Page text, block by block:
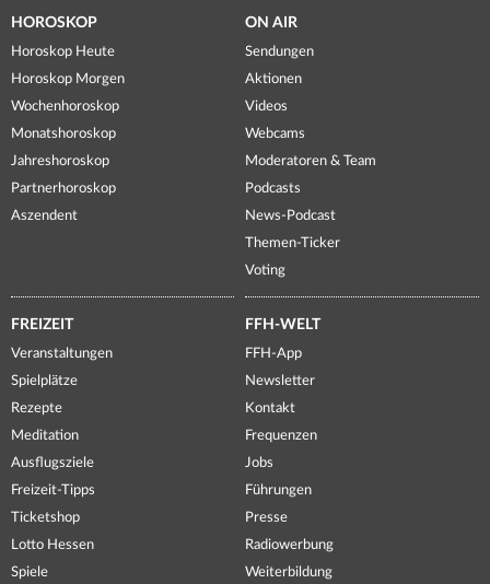
HOROSKOP
Horoskop Heute
Horoskop Morgen
Wochenhoroskop
Monatshoroskop
Jahreshoroskop
Partnerhoroskop
Aszendent
ON AIR
Sendungen
Aktionen
Videos
Webcams
Moderatoren & Team
Podcasts
News-Podcast
Themen-Ticker
Voting
FREIZEIT
Veranstaltungen
Spielplätze
Rezepte
Meditation
Ausflugsziele
Freizeit-Tipps
Ticketshop
Lotto Hessen
Spiele
FFH-WELT
FFH-App
Newsletter
Kontakt
Frequenzen
Jobs
Führungen
Presse
Radiowerbung
Weiterbildung